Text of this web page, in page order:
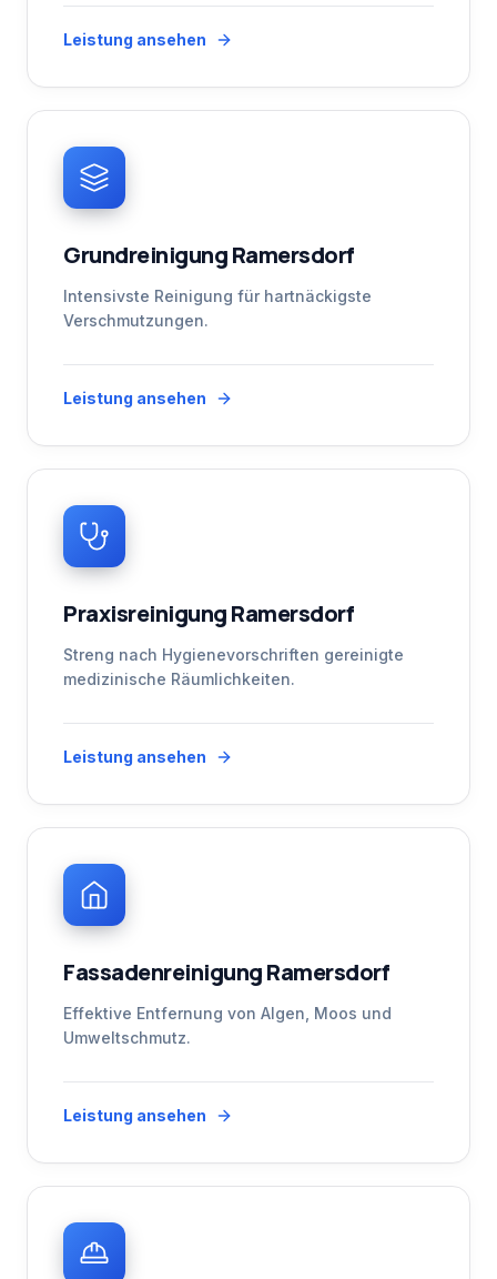
Leistung ansehen
Grundreinigung Ramersdorf
Intensivste Reinigung für hartnäckigste
Verschmutzungen.
Leistung ansehen
Praxisreinigung Ramersdorf
Streng nach Hygienevorschriften gereinigte
medizinische Räumlichkeiten.
Leistung ansehen
Fassadenreinigung Ramersdorf
Effektive Entfernung von Algen, Moos und
Umweltschmutz.
Leistung ansehen